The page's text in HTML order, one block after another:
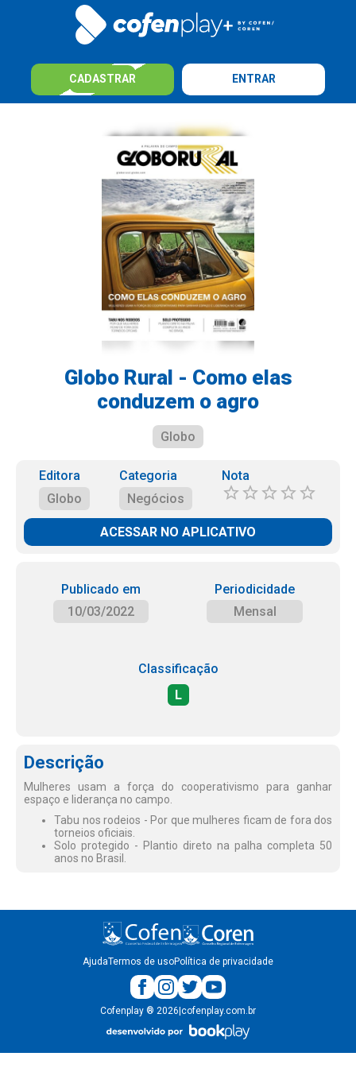
CADASTRAR ENTRAR
Globo Rural - Como elas
conduzem o agro
Globo
Editora
Globo
Categoria
Negócios
Nota
ACESSAR NO APLICATIVO
Publicado em
10/03/2022
Periodicidade
Mensal
Classificação
L
Descrição
Mulheres usam a força do cooperativismo para ganhar
espaço e liderança no campo.
Tabu nos rodeios - Por que mulheres ficam de fora dos
torneios oficiais.
Solo protegido - Plantio direto na palha completa 50
anos no Brasil.
AjudaTermos de usoPolítica de privacidade
Cofenplay ® 2026 cofenplay.com.br